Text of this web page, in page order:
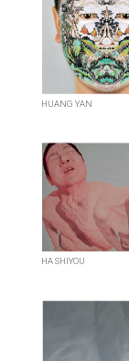
HUANG YAN
HA SHIYOU